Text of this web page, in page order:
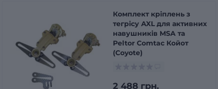
Комплект кріплень з
тегрісу AXL для активних
навушників MSA та
Peltor Comtac Койот
(Coyote)
2 488 грн.